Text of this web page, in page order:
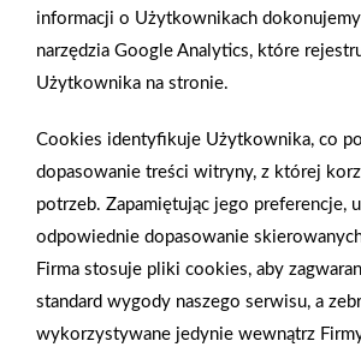
Puro marki Ravi. Do wyboru macie pięć
Professional, Master, Doble oraz Standard.
jest z mikrofibry i nadaje się do
Zobacz więcej
1 2 3 4 5 6 7 8
informacji o Użytkownikach
narzędzia Google Analytics, które
Użytkownika na stronie.
Cookies identyfikuje Użytkownika, co
dopasowanie treści witryny, z której
potrzeb. Zapamiętując jego preferencje,
odpowiednie dopasowanie
Firma stosuje pliki cookies, aby
standard wygody naszego serwisu, a
wykorzystywane jedynie wewnątrz